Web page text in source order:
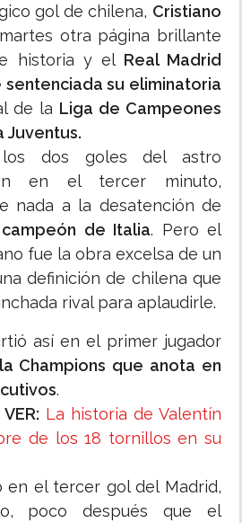
gol de chilena, Cristiano
otra página brillante
historia y el Real Madrid
su eliminatoria
de la Liga de Campeones
Juventus.
dos goles del astro
en el tercer minuto,
nada a la desatención de
campeón de Italia. Pero el
fue la obra excelsa de un
definición de chilena que
rival para aplaudirle.
así en el primer jugador
Champions que anota en
.
La historia de Valentín
de los 18 tornillos en su
en el tercer gol del Madrid,
poco después que el